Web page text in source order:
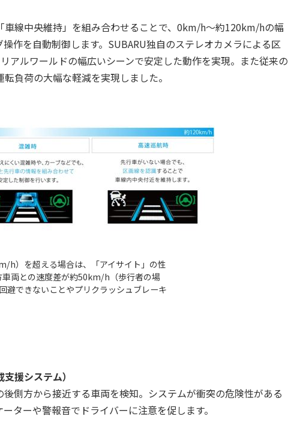
車線中央維持」を組み合わせることで、0km/h～約120km/hの幅
作を自動制御します。SUBARU独自のステレオカメラによる区
アルワールドの幅広いシーンで安定した動作を実現。また従来の
負荷の大幅な軽減を実現しました。
h）を超える場合は、「アイサイト」の性
両との速度差が約50km/h（歩行者の場
避できないことやプリクラッシュブレーキ
援システム）
側方から接近する車両を検知。システムが衝突の危険性がある
ターや警報音でドライバーに注意を促します。